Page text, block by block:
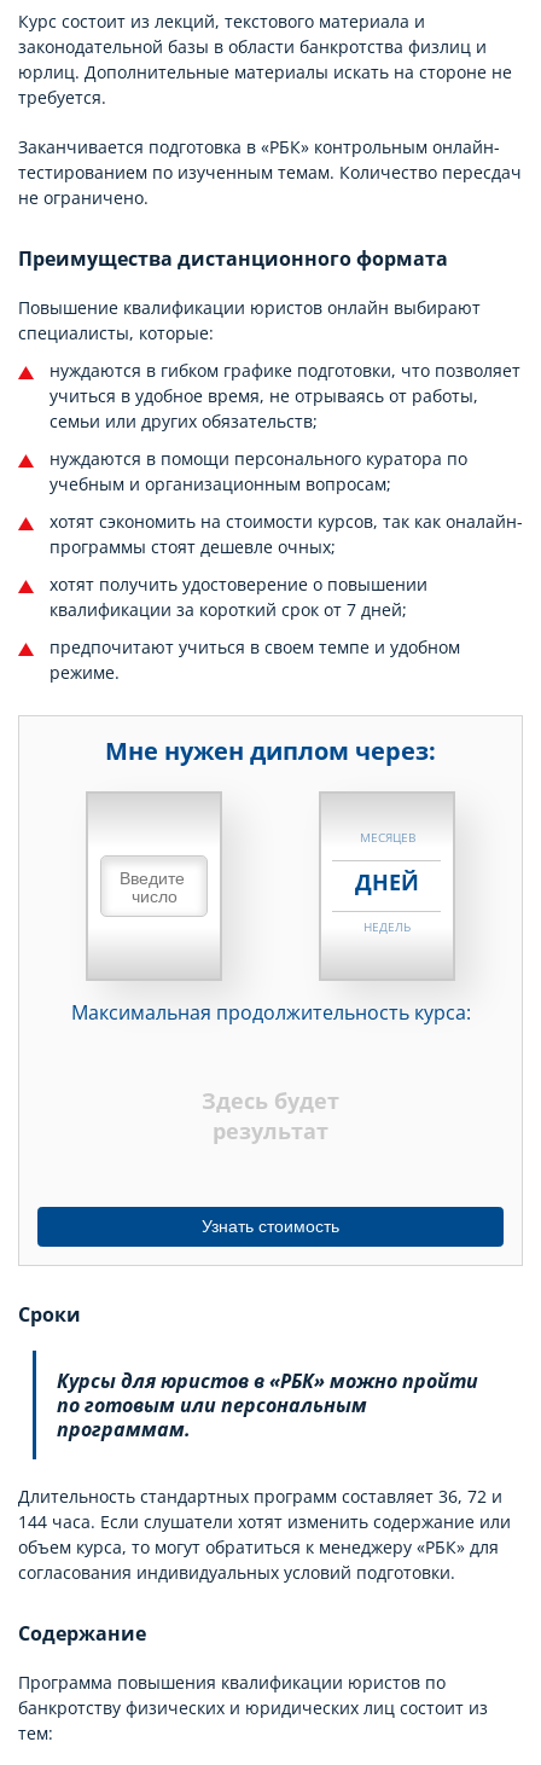
Курс состоит из лекций, текстового материала и
законодательной базы в области банкротства физлиц и
юрлиц. Дополнительные материалы искать на стороне не
требуется.
Заканчивается подготовка в «РБК» контрольным онлайн-
тестированием по изученным темам. Количество пересдач
не ограничено.
Преимущества дистанционного формата
Повышение квалификации юристов онлайн выбирают
специалисты, которые:
нуждаются в гибком графике подготовки, что позволяет
учиться в удобное время, не отрываясь от работы,
семьи или других обязательств;
нуждаются в помощи персонального куратора по
учебным и организационным вопросам;
хотят сэкономить на стоимости курсов, так как оналайн-
программы стоят дешевле очных;
хотят получить удостоверение о повышении
квалификации за короткий срок от 7 дней;
предпочитают учиться в своем темпе и удобном
режиме.
Мне нужен диплом через:
НЕДЕЛЬ
МЕСЯЦЕВ
ДНЕЙ
НЕДЕЛЬ
ДНЕЙ
Максимальная продолжительность курса:
Здесь будет
результат
Узнать стоимость
Сроки
Курсы для юристов в «РБК» можно пройти
по готовым или персональным
программам.
Длительность стандартных программ составляет 36, 72 и
144 часа. Если слушатели хотят изменить содержание или
объем курса, то могут обратиться к менеджеру «РБК» для
согласования индивидуальных условий подготовки.
Содержание
Программа повышения квалификации юристов по
банкротству физических и юридических лиц состоит из
тем: